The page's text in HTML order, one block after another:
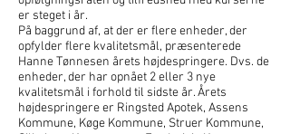
er steget i år.
På baggrund af, at der er flere enheder, der
opfylder flere kvalitetsmål, præsenterede
Hanne Tønnesen årets højdespringere. Dvs. de
enheder, der har opnået 2 eller 3 nye
kvalitetsmål i forhold til sidste år. Årets
højdespringere er Ringsted Apotek, Assens
Kommune, Køge Kommune, Struer Kommune,